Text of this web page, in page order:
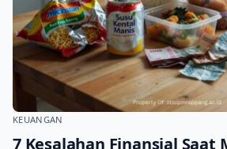
KEUANGAN
7 Kesalahan Finansial Saat